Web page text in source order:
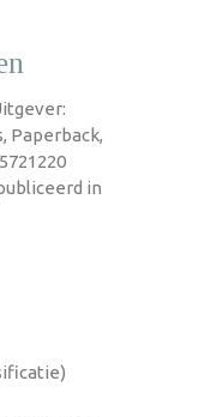
Paperback,
in